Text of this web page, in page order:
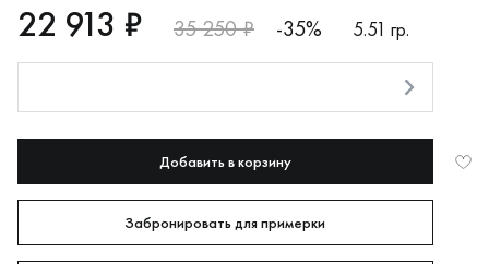
RUB
22913
22 913 ₽ 35 250 ₽ -35%
5.51 гр.
Добавить в корзину
Забронировать для примерки